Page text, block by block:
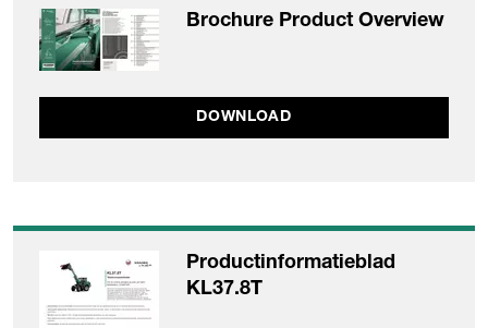
Brochure Product Overview
DOWNLOAD
Productinformatieblad
KL37.8T